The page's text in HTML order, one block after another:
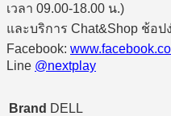
เวลา 09.00-18.00 น.)
และบริการ Chat&Shop ช้อป
Facebook:
Line @nextplay
Brand DELL